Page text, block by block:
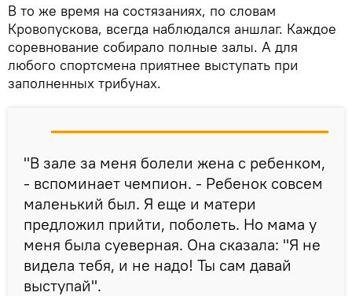
В то же время на состязаниях, по словам
Кровопускова, всегда наблюдался аншлаг. Каждое
соревнование собирало полные залы. А для
любого спортсмена приятнее выступать при
заполненных трибунах.
"В зале за меня болели жена с ребенком,
- вспоминает чемпион. - Ребенок совсем
маленький был. Я еще и матери
предложил прийти, поболеть. Но мама у
меня была суеверная. Она сказала: "Я не
видела тебя, и не надо! Ты сам давай
выступай".